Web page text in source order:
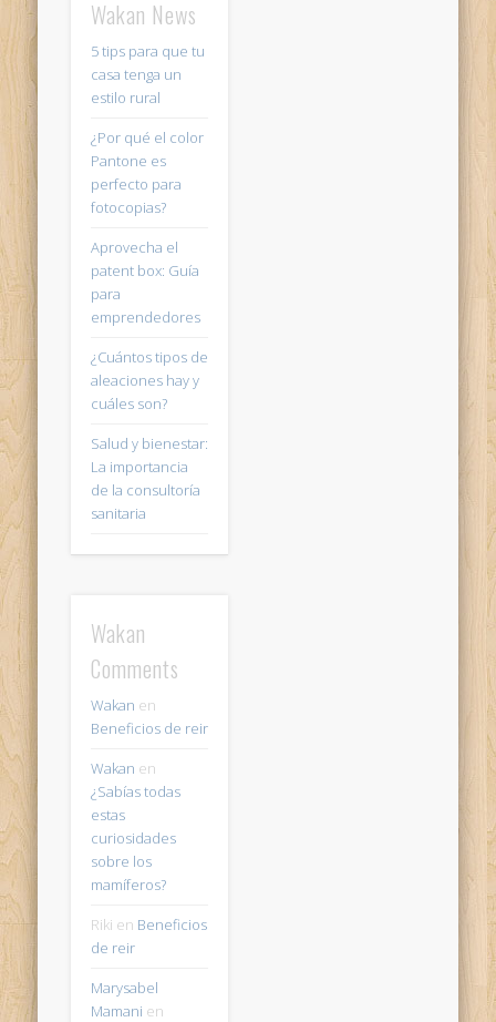
Wakan News
5 tips para que tu
casa tenga un
estilo rural
¿Por qué el color
Pantone es
perfecto para
fotocopias?
Aprovecha el
patent box: Guía
para
emprendedores
¿Cuántos tipos de
aleaciones hay y
cuáles son?
Salud y bienestar:
La importancia
de la consultoría
sanitaria
Wakan
Comments
Wakan en
Beneficios de reir
Wakan en
¿Sabías todas
estas
curiosidades
sobre los
mamíferos?
Riki en Beneficios
de reir
Marysabel
Mamani en